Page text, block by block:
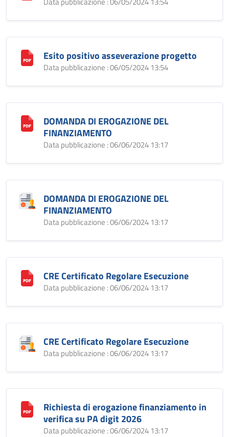
Esito positivo asseverazione progetto
Data pubblicazione : 06/05/2024 13:54
DOMANDA DI EROGAZIONE DEL
FINANZIAMENTO
Data pubblicazione : 06/06/2024 13:17
DOMANDA DI EROGAZIONE DEL
FINANZIAMENTO
Data pubblicazione : 06/06/2024 13:17
CRE Certificato Regolare Esecuzione
Data pubblicazione : 06/06/2024 13:17
CRE Certificato Regolare Esecuzione
Data pubblicazione : 06/06/2024 13:17
Richiesta di erogazione finanziamento in
verifica su PA digit 2026
Data pubblicazione : 06/06/2024 13:17